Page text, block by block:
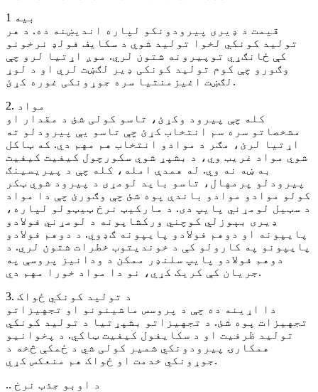
1 بیه
قیمت د ډیری پیرودونکو لپاره اندیښنه ده. د هر
تولید کونکي لخوا تولید شوي د سکایف فولډ نرخونو
کې ځانګړي توپیرونه شتون لري. موږ اړتیا لرو چې
وګورو چې کوم تولید کونکی ډیر لګښت لري او د لوړ
لګښت اغیزمنتیا سره جوړونکی غوره کړئ.
2. مواد
کله چې پیرود وکړئ، تاسو کولی شئ د مقدار او
مشخصاتو سره سم انتخاب کړئ چې تاسو یې پیرودلو ته
اړتیا لرئ، مګر د موادو انتخاب هم مهم دي. که ټاکل
شوي مواد غریب وي، د بشپړ شوي سکورچول کیفیت کیفیت
به ښه نه وي. له همدې امله، کله چې د پیریسینګ
پیرودلو پرمهال، تاسو باید لومړی د پیرود شوي ټکر
کولو موادو موادو باندې پوه شئ چې وګورئ چې دا مواد
د سټیل لومړني پایپ دی. د مارکيټ نرخ ټیټولو لپاره،
ډیری بېوزلي کوچني ورکشاپونه د لومړني فولادو
پایپونه او دوهم فولادو پایپونه ګډوي. د دوهم فولادو
پایپونو په کارولو کې د خوندیتوب خطرات شتون لري. د
دوهم فولادو پایپ سلنډر ممکن د ودانیز پروسې په
جریان کې کریک کړي، نو دا مواد خورا مهم دي.
3. د تولید کونکي ځواک
دا اړینه ده چې د پروسس ماشینونو او تجهیزاتو
تجهیزات پوه شئ. د تجهیزاتو بشپړتیا د تولید کونکي
تولید ظرفیت او د سکایفول کیفیت ټاکي. د پخوانیو
همکارۍ پیرودونکي شمیر کولی شي د ځمکې څخه د
جوړونکي خدمت او ځواک هم منعکس کړي.
.. د اوبو جذب نرخ